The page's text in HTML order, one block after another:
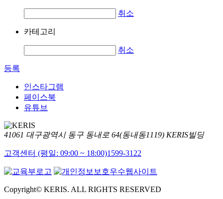
취소
카테고리
취소
등록
인스타그램
페이스북
유튜브
41061 대구광역시 동구 동내로 64(동내동1119) KERIS빌딩
고객센터 (평일: 09:00 ~ 18:00)1599-3122
Copyright© KERIS. ALL RIGHTS RESERVED